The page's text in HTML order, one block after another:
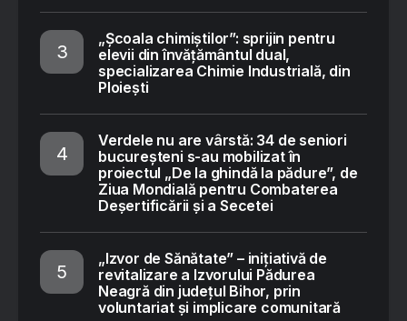
„Școala chimiștilor”: sprijin pentru
elevii din învățământul dual,
specializarea Chimie Industrială, din
Ploiești
Verdele nu are vârstă: 34 de seniori
bucureșteni s-au mobilizat în
proiectul „De la ghindă la pădure”, de
Ziua Mondială pentru Combaterea
Deșertificării și a Secetei
„Izvor de Sănătate” – inițiativă de
revitalizare a Izvorului Pădurea
Neagră din județul Bihor, prin
voluntariat și implicare comunitară